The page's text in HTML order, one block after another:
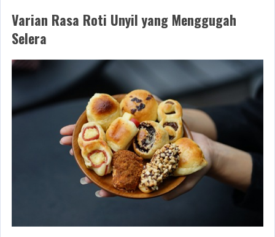
Varian Rasa Roti Unyil yang Menggugah
Selera